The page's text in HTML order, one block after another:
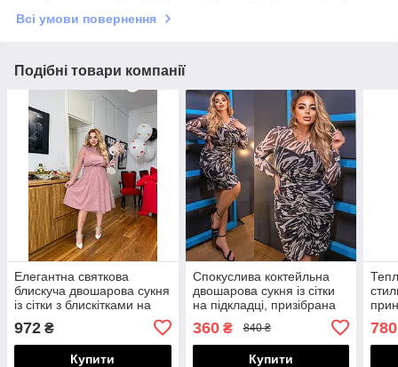
Всі умови повернення
Подібні товари компанії
Елегантна святкова
блискуча двошарова сукня
із сітки з блискітками на
розміри
972 ₴
Купити
Спокуслива коктейльна
двошарова сукня із сітки
на підкладці, призібрана
великі розміри
360₴ 840 ₴
Купити
780